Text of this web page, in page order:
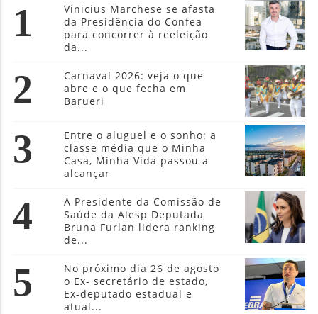
1
Vinicius Marchese se afasta
da Presidência do Confea
para concorrer à reeleição
da...
2
Carnaval 2026: veja o que
abre e o que fecha em
Barueri
3
Entre o aluguel e o sonho: a
classe média que o Minha
Casa, Minha Vida passou a
alcançar
4
A Presidente da Comissão de
Saúde da Alesp Deputada
Bruna Furlan lidera ranking
de...
5
No próximo dia 26 de agosto
o Ex- secretário de estado,
Ex-deputado estadual e
atual...